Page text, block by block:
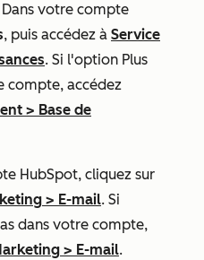
Dans votre compte
, puis accédez à Service
. Si l'option Plus
compte, accédez
> Base de
HubSpot, cliquez sur
> E-mail. Si
dans votre compte,
> E-mail.